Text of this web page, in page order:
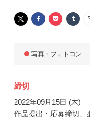
写真・フォトコン
締切
2022年09月15日 (木)
作品提出・応募締切、